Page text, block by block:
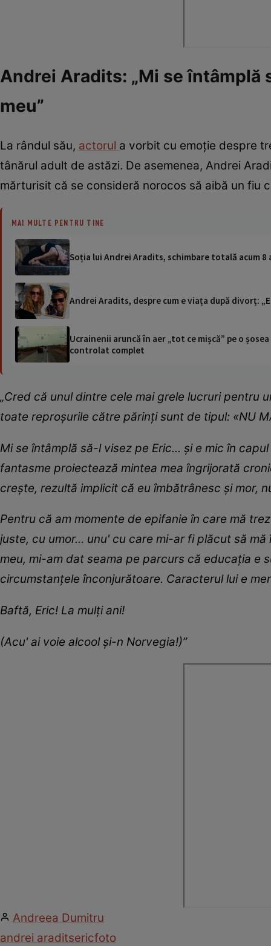
Andrei Aradits: „Mi se întâmplă
meu”
La rândul său, actorul a vorbit cu emoție despre
tânărul adult de astăzi. De asemenea, Andrei
mărturisit că se consideră norocos să aibă un fiu
MAI MULTE PENTRU TINE
Soția lui Andrei Aradits, schimbare totală acum
Andrei Aradits, despre cum e viața după divorț:
Ucrainenii aruncă în aer „tot ce mișcă” pe o
controlat complet
„Cred că unul dintre cele mai grele lucruri
toate reproșurile către părinți sunt de tipul: «NU
Mi se întâmplă să-l visez pe Eric... și e mic în
fantasme proiectează mintea mea îngrijorată
crește, rezultă implicit că eu îmbătrânesc și mor,
Pentru că am momente de epifanie în care mă
juste, cu umor... unu' cu care mi-ar fi plăcut să
meu, mi-am dat seama pe parcurs că educația e
circumstanțele înconjurătoare. Caracterul lui e
Baftă, Eric! La mulți ani!
(Acu' ai voie alcool și-n Norvegia!)”
Andreea Dumitru
andrei araditsericfoto